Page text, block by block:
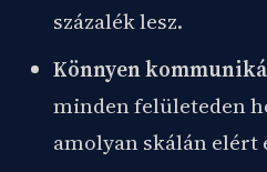
százalék lesz.
Könnyen
minden felületeden
amolyan skálán elért